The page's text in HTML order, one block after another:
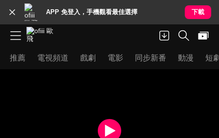
APP 免登入，手機觀看最佳選擇 下載
推薦 電視頻道 戲劇 電影 同步新番 動漫 短